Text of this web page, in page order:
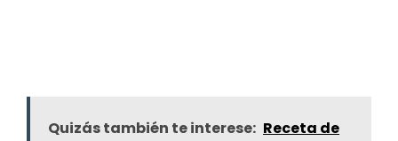
Quizás también te interese: Receta de